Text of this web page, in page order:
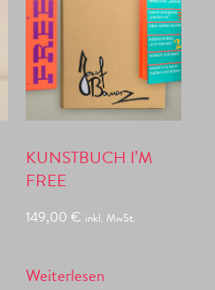
KUNSTBUCH I’M
FREE
149,00 € inkl. MwSt.
Weiterlesen